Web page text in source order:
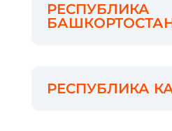
РЕСПУБЛИКА
РЕСПУБЛИКА